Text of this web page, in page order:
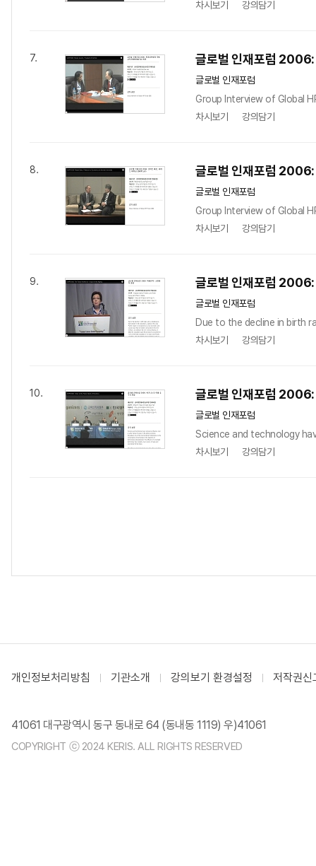
차시보기
강의담기
7. 글로벌 인재포럼
글로벌 인재포럼
Group Interview of Global
차시보기
강의담기
8. 글로벌 인재포럼 2006:
글로벌 인재포럼
Group Interview of Global
차시보기
강의담기
9. 글로벌 인재포럼
글로벌 인재포럼
Due to the decline in birth
차시보기
강의담기
10. 글로벌 인재포럼 2006:
글로벌 인재포럼
Science and technology
차시보기
강의담기
개인정보처리방침 기관소개 강의보기 환경설정 저작권신
41061 대구광역시 동구 동내로 64 (동내동 1119) 우)41061
COPYRIGHT ⓒ 2024 KERIS. ALL RIGHTS RESERVED